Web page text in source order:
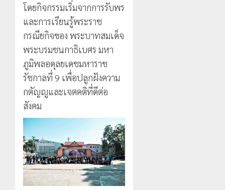
โดยกิจกรรมเริ่มจากการรับพร
และการเรียนรู้พระราช
กรณียกิจของ พระบาทสมเด็จ
พระบรมชนกาธิเบศร มหา
ภูมิพลอดุลยเดชมหาราช
รัชกาลที่ 9 เพื่อปลูกฝังความ
กตัญญูและเจตคติที่ดีต่อ
สังคม